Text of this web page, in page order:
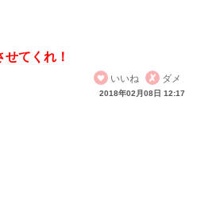
てくれ！
いいね
ダメ
2018年02月08日 12:17